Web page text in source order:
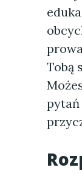
Tobą
pytań